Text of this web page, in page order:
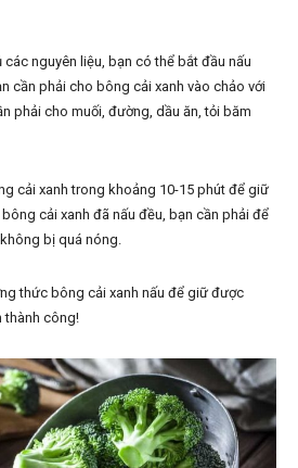
nguyên liệu, bạn có thể bắt đầu nấu
cần phải cho bông cải xanh vào chảo với
phải cho muối, đường, dầu ăn, tỏi băm
cải xanh trong khoảng 10-15 phút để giữ
cải xanh đã nấu đều, bạn cần phải để
bị quá nóng.
thức bông cải xanh nấu để giữ được
thành công!